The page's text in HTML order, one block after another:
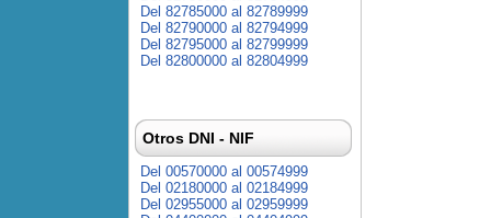
Del 82785000 al 82789999
Del 82790000 al 82794999
Del 82795000 al 82799999
Del 82800000 al 82804999
Otros DNI - NIF
Del 00570000 al 00574999
Del 02180000 al 02184999
Del 02955000 al 02959999